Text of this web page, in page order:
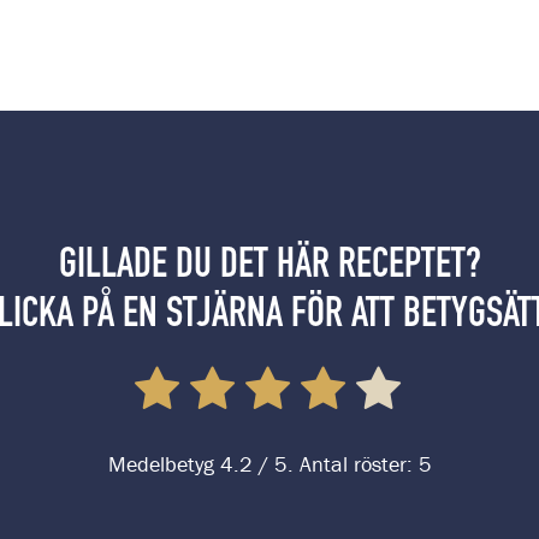
GILLADE DU DET HÄR RECEPTET?
PÅ EN STJÄRNA FÖR ATT
Medelbetyg 4.2 / 5. Antal röster: 5